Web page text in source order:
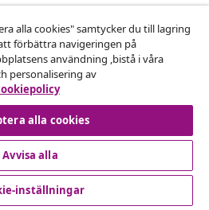
alla cookies" samtycker du till lagring
förbättra navigeringen på
användning ,bistå i våra
personalisering av
alla cookies
Avvisa alla
inställningar